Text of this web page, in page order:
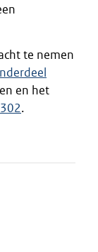
te nemen
en het
.